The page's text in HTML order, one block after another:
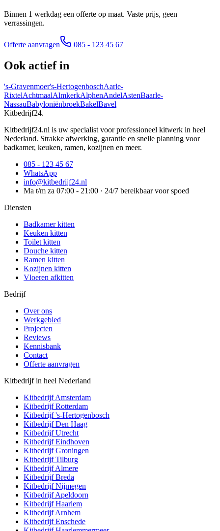
Binnen 1 werkdag een offerte op maat. Vaste prijs, geen
verrassingen.
Offerte aanvragen 085 - 123 45 67
Ook actief in
's-Gravenmoer's-HertogenboschAarle-
RixtelAchtmaalAlmkerkAlphenAndelAstenBaarle-
NassauBabyloniënbroekBakelBavel
Kitbedrijf24.
Kitbedrijf24.nl is uw specialist voor professioneel kitwerk in heel
Nederland. Strakke afwerking, garantie en snelle planning voor
badkamer, keuken, ramen, kozijnen en meer.
085 - 123 45 67
WhatsApp
info@kitbedrijf24.nl
Ma t/m za 07:00 - 21:00 · 24/7 bereikbaar voor spoed
Diensten
Badkamer kitten
Keuken kitten
Toilet kitten
Douche kitten
Ramen kitten
Kozijnen kitten
Vloeren afkitten
Bedrijf
Over ons
Werkgebied
Projecten
Reviews
Kennisbank
Contact
Offerte aanvragen
Kitbedrijf in heel Nederland
KitbedrijfAmsterdam
KitbedrijfRotterdam
Kitbedrijf's-Hertogenbosch
KitbedrijfDen Haag
KitbedrijfUtrecht
KitbedrijfEindhoven
KitbedrijfGroningen
KitbedrijfTilburg
KitbedrijfAlmere
KitbedrijfBreda
KitbedrijfNijmegen
KitbedrijfApeldoorn
KitbedrijfHaarlem
KitbedrijfArnhem
KitbedrijfEnschede